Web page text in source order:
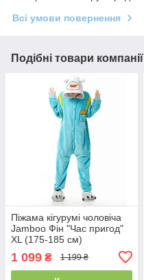
Всі умови повернення
Подібні товари компанії
Піжама кігурумі чоловіча
Jamboo Фін "Час пригод"
XL (175-185 см)
1 099 ₴ 1 199 ₴